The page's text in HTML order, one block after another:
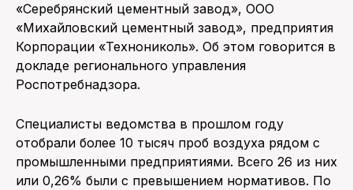
«Серебрянский цементный завод», ООО
«Михайловский цементный завод», предприятия
Корпорации «Технониколь». Об этом говорится в
докладе регионального управления
Роспотребнадзора.
Специалисты ведомства в прошлом году
отобрали более 10 тысяч проб воздуха рядом с
промышленными предприятиями. Всего 26 из них
или 0,26% были с превышением нормативов. По